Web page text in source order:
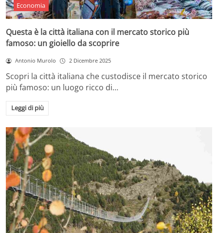
Economia
Questa è la città italiana con il mercato storico più
famoso: un gioiello da scoprire
Antonio Murolo 2 Dicembre 2025
Scopri la città italiana che custodisce il mercato storico
più famoso: un luogo ricco di…
Leggi di più